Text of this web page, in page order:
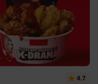
4.7